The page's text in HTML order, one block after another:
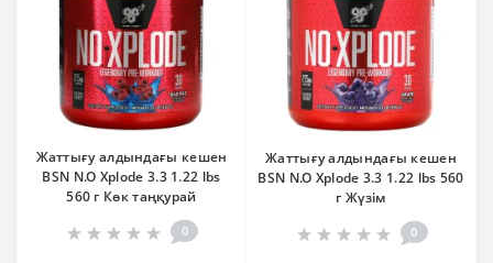
Жаттығу алдындағы кешен
BSN N.O Xplode 3.3 1.22 lbs
560 г Көк таңқурай
0
Жаттығу алдындағы кешен
BSN N.O Xplode 3.3 1.22 lbs 560
г Жүзім
0